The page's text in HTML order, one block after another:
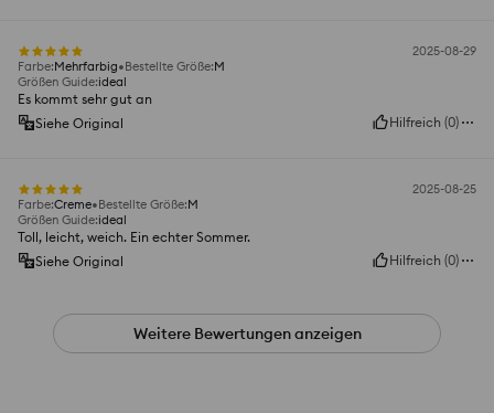
2025-08-29
Farbe:Mehrfarbig Bestellte Größe:M
Größen Guide:ideal
Es kommt sehr gut an
Siehe Original
Hilfreich (0)
2025-08-25
Farbe:Creme Bestellte Größe:M
Größen Guide:ideal
Toll, leicht, weich. Ein echter Sommer.
Siehe Original
Hilfreich (0)
Weitere Bewertungen anzeigen